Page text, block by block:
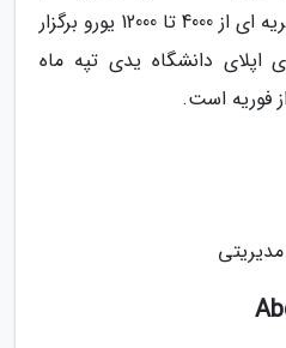
دوره های دو سالهٔ آن با شهریه ای از 4000 تا 12000 یورو برگزار
اپلای دانشگاه یدی تپه ماه
فوریه است.